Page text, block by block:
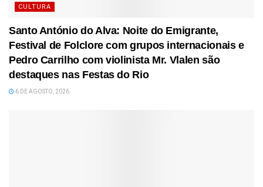
CULTURA
Santo António do Alva: Noite do Emigrante,
Festival de Folclore com grupos internacionais e
Pedro Carrilho com violinista Mr. Vlalen são
destaques nas Festas do Rio
6 DE AGOSTO, 2026